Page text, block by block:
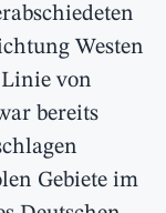
Westen
von
bereits
Gebiete im